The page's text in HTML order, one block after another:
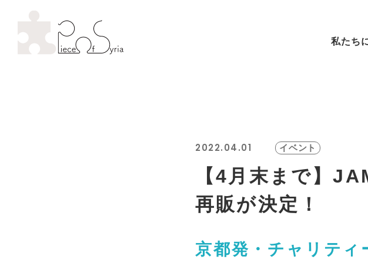
私たち
2022.04.01 イベント
【4月末まで】
再販が決定！
京都発・チャリティ